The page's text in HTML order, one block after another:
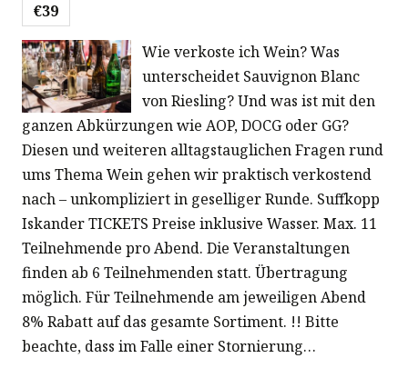
€39
Wie verkoste ich Wein? Was
unterscheidet Sauvignon Blanc
von Riesling? Und was ist mit den
ganzen Abkürzungen wie AOP, DOCG oder GG?
Diesen und weiteren alltagstauglichen Fragen rund
ums Thema Wein gehen wir praktisch verkostend
nach – unkompliziert in geselliger Runde. Suffkopp
Iskander TICKETS Preise inklusive Wasser. Max. 11
Teilnehmende pro Abend. Die Veranstaltungen
finden ab 6 Teilnehmenden statt. Übertragung
möglich. Für Teilnehmende am jeweiligen Abend
8% Rabatt auf das gesamte Sortiment. !! Bitte
beachte, dass im Falle einer Stornierung…